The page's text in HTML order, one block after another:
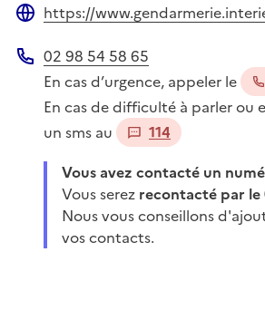
https://
Téléphone
02 98 54 58 65
En cas d’urgence, appeler le
En cas de difficulté à parler ou
un sms au
114
Vous avez contacté un
Vous serez recontacté par le
Nous vous conseillons
vos contacts.